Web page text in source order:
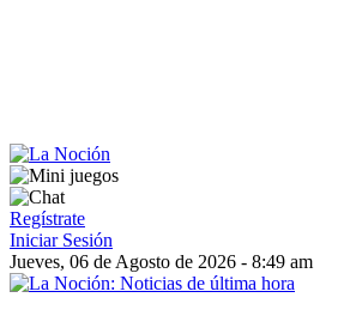
Regístrate
Iniciar Sesión
Jueves, 06 de Agosto de 2026 - 8:49 am